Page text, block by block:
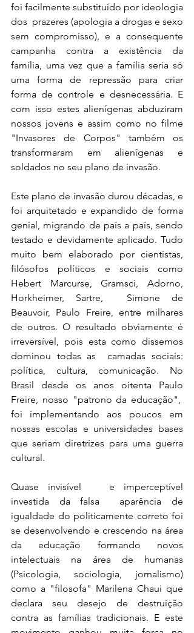
foi facilmente substituído por ideologia
dos  prazeres (apologia a drogas e sexo
sem compromisso), e a consequente
campanha contra a existência da
família, uma vez que a família seria só
uma forma de repressão para criar
forma de controle e desnecessária. E
com isso estes alienígenas abduziram
nossos jovens e assim como no filme
"Invasores de Corpos" também os
transformaram em alienígenas e
soldados no seu plano de invasão.
Este plano de invasão durou décadas, e
foi arquitetado e expandido de forma
genial, migrando de país a país, sendo
testado e devidamente aplicado. Tudo
muito bem elaborado por cientistas,
filósofos políticos e sociais como
Hebert Marcurse, Gramsci, Adorno,
Horkheimer, Sartre,  Simone de
Beauvoir, Paulo Freire, entre milhares
de outros. O resultado obviamente é
irreversível, pois esta como dissemos
dominou todas as  camadas sociais:
política, cultura, comunicação. No
Brasil desde os anos oitenta Paulo
Freire, nosso "patrono da educação",
foi implementando aos poucos em
nossas escolas e universidades bases
que seriam diretrizes para uma guerra
cultural.
Quase invisível   e imperceptível
investida da falsa  aparência de
igualdade do politicamente correto foi
se desenvolvendo e crescendo na área
da educação formando novos
intelectuais na área de humanas
(Psicologia, sociologia, jornalismo)
como a "filosofa" Marilena Chaui que
declara seu desejo de destruição
contra as famílias tradicionais. E este